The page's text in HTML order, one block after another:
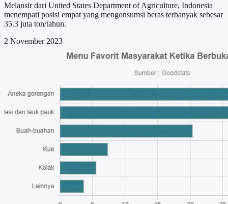
Melansir dari United States Department of Agriculture, Indonesia
menempati posisi empat yang mengonsumsi beras terbanyak sebesar
35.3 juta ton/tahun.
2 November 2023